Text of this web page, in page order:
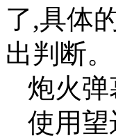
了,具体
出判断。
炮火弹
使用